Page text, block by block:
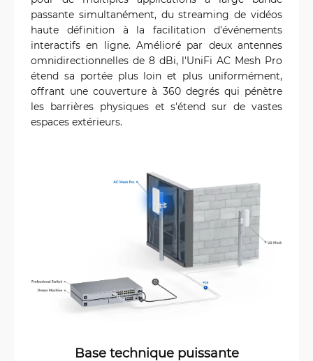
passante simultanément, du streaming de vidéos
haute définition à la facilitation d'événements
interactifs en ligne. Amélioré par deux antennes
omnidirectionnelles de 8 dBi, l'UniFi AC Mesh Pro
étend sa portée plus loin et plus uniformément,
offrant une couverture à 360 degrés qui pénètre
les barrières physiques et s'étend sur de vastes
espaces extérieurs.
Base technique puissante